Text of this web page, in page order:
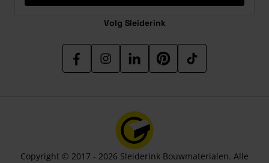
Volg Sleiderink
Copyright © 2017 - 2026 Sleiderink Bouwmaterialen. Alle